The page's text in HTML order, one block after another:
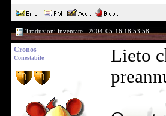
Traduzioni inventate - 2004-05-16 18:53:58
Cronos
Conestabile
Lieto